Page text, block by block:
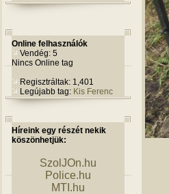
Online felhasználók
Vendég: 5
Nincs Online tag
Regisztráltak: 1,401
Legújabb tag: Kis Ferenc
Híreink egy részét nekik
köszönhetjük:
SzolJOn.hu
Police.hu
MTI.hu